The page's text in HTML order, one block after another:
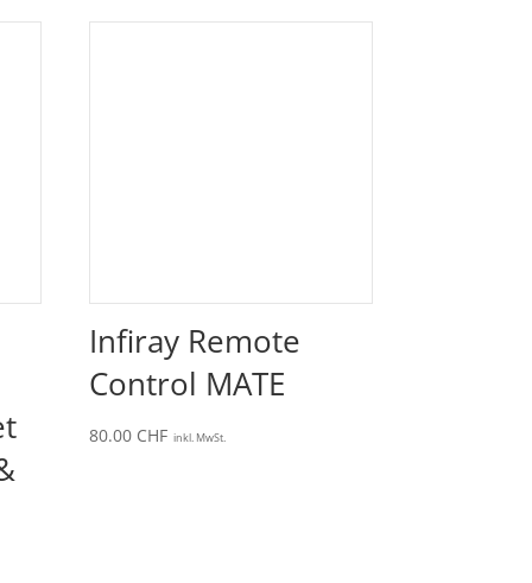
Infiray Remote
Control MATE
80.00 CHF inkl. MwSt.